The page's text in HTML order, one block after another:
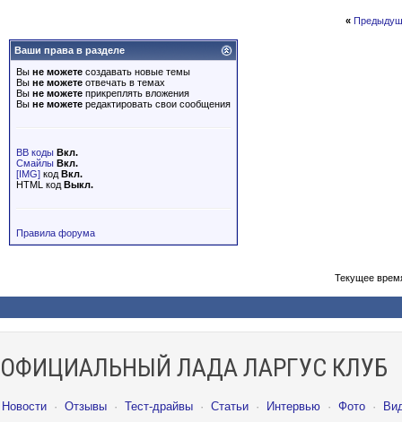
«
Ваши права в разделе
Вы не можете создавать новые темы
Вы не можете отвечать в темах
Вы не можете прикреплять вложения
Вы не можете редактировать свои сообщения
BB коды Вкл.
Смайлы Вкл.
[IMG] код Вкл.
HTML код Выкл.
Правила форума
Текущее
ОФИЦИАЛЬНЫЙ ЛАДА ЛАРГУС КЛУБ
Новости · Отзывы · Тест-драйвы · Статьи · Интервью · Фото ·